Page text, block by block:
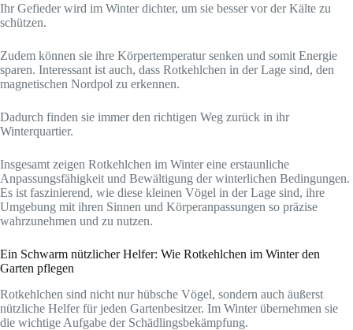
Ihr Gefieder wird im Winter dichter, um sie besser vor der Kälte zu
schützen.
Zudem können sie ihre Körpertemperatur senken und somit Energie
sparen. Interessant ist auch, dass Rotkehlchen in der Lage sind, den
magnetischen Nordpol zu erkennen.
Dadurch finden sie immer den richtigen Weg zurück in ihr
Winterquartier.
Insgesamt zeigen Rotkehlchen im Winter eine erstaunliche
Anpassungsfähigkeit und Bewältigung der winterlichen Bedingungen.
Es ist faszinierend, wie diese kleinen Vögel in der Lage sind, ihre
Umgebung mit ihren Sinnen und Körperanpassungen so präzise
wahrzunehmen und zu nutzen.
Ein Schwarm nützlicher Helfer: Wie Rotkehlchen im Winter den
Garten pflegen
Rotkehlchen sind nicht nur hübsche Vögel, sondern auch äußerst
nützliche Helfer für jeden Gartenbesitzer. Im Winter übernehmen sie
die wichtige Aufgabe der Schädlingsbekämpfung.